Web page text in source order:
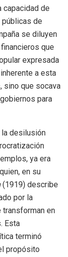
capacidad de
públicas de
se diluyen
que
expresada
a esta
sino que socava
para
la desilusión
ya era
en su
(1919) describe
por la
en
Esta
terminó
propósito